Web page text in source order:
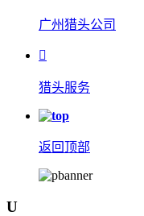
广州猎头公司

猎头服务
返回顶部
U